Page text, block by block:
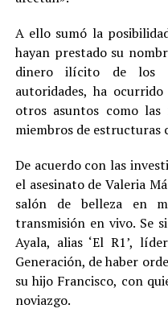
A ello sumó la
hayan prestado su
dinero ilícito de los
autoridades, ha
otros asuntos como las
miembros de estructuras
De acuerdo con las
el asesinato de Valeria
salón de belleza en
transmisión en vivo. Se
Ayala, alias ‘El R1’,
Generación, de haber
su hijo Francisco, con
noviazgo.